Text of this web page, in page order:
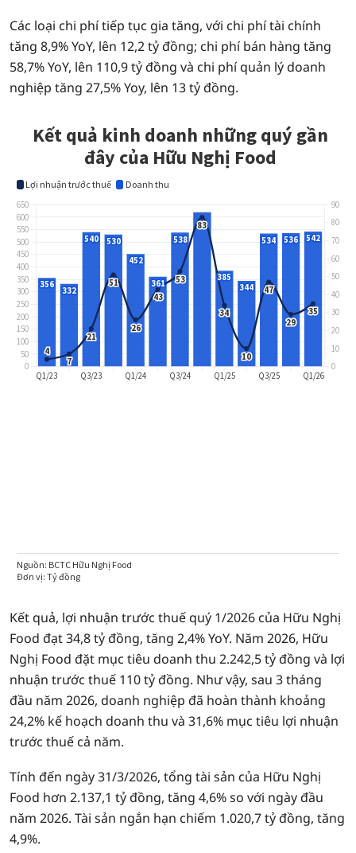
Các loại chi phí tiếp tục gia tăng, với chi phí tài chính
tăng 8,9% YoY, lên 12,2 tỷ đồng; chi phí bán hàng tăng
58,7% YoY, lên 110,9 tỷ đồng và chi phí quản lý doanh
nghiệp tăng 27,5% Yoy, lên 13 tỷ đồng.
Kết quả, lợi nhuận trước thuế quý 1/2026 của Hữu Nghị
Food đạt 34,8 tỷ đồng, tăng 2,4% YoY. Năm 2026, Hữu
Nghị Food đặt mục tiêu doanh thu 2.242,5 tỷ đồng và lợi
nhuận trước thuế 110 tỷ đồng. Như vậy, sau 3 tháng
đầu năm 2026, doanh nghiệp đã hoàn thành khoảng
24,2% kế hoạch doanh thu và 31,6% mục tiêu lợi nhuận
trước thuế cả năm.
Tính đến ngày 31/3/2026, tổng tài sản của Hữu Nghị
Food hơn 2.137,1 tỷ đồng, tăng 4,6% so với ngày đầu
năm 2026. Tài sản ngắn hạn chiếm 1.020,7 tỷ đồng, tăng
4,9%.